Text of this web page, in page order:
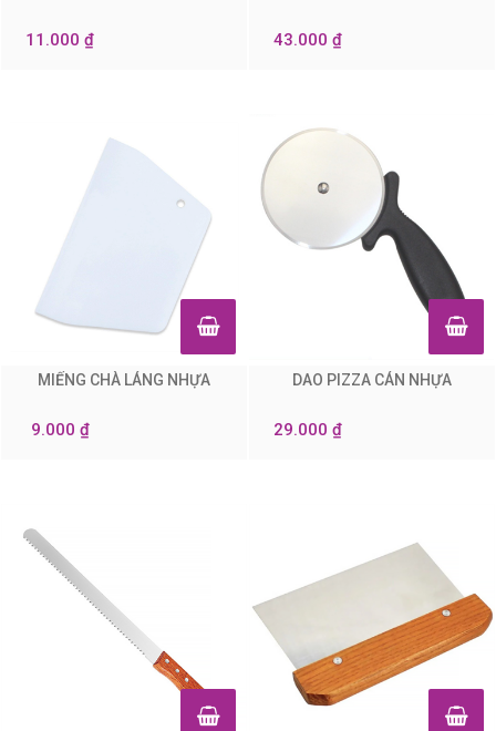
11.000 ₫ 43.000 ₫
MIẾNG CHÀ LÁNG NHỰA
9.000 ₫
DAO PIZZA CÁN NHỰA
29.000 ₫